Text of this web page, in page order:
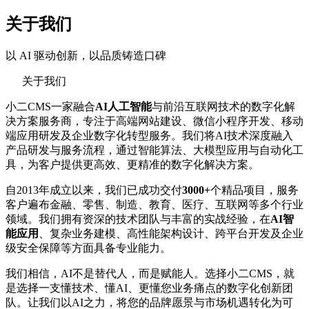
关于我们
以 AI 驱动创新，以品质铸造口碑
关于我们
小二CMS一家融合AI人工智能与前沿互联网技术的数字化解
决方案服务商，专注于高端网站建设、微信小程序开发、移动
端应用研发及企业数字化转型服务。我们将AI技术深度融入
产品研发与服务流程，通过智能算法、大模型应用与自动化工
具，为客户提供更高效、更精准的数字化解决方案。
自2013年成立以来，我们已成功交付3000+个精品项目，服务
客户遍布金融、零售、制造、教育、医疗、互联网等多个行业
领域。我们拥有资深的技术团队与丰富的实战经验，在AI智
能应用
、复杂业务建模、高性能架构设计、跨平台开发及企业
级安全保障等方面具备专业能力。
我们相信，AI不是替代人，而是赋能人。选择小二CMS，就
是选择一支懂技术、懂AI、更懂您业务痛点的数字化创新团
队。让我们以AI之力，将您的品牌愿景与市场机遇转化为可